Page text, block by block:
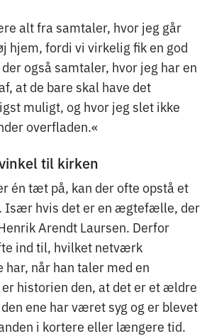
alt fra samtaler, hvor jeg går
hjem, fordi vi virkelig fik en god
også samtaler, hvor jeg har en
at de bare skal have det
muligt, og hvor jeg slet ikke
overfladen.«
til kirken
én tæt på, kan der ofte opstå et
Især hvis det er en ægtefælle, der
Arendt Laursen. Derfor
ind til, hvilket netværk
har, når han taler med en
historien den, at det er et ældre
ene har været syg og er blevet
i kortere eller længere tid.